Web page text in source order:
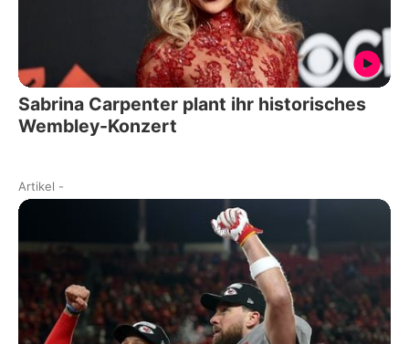
Sabrina Carpenter plant ihr historisches
Wembley-Konzert
Artikel -